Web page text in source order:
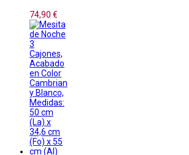
74,90 €